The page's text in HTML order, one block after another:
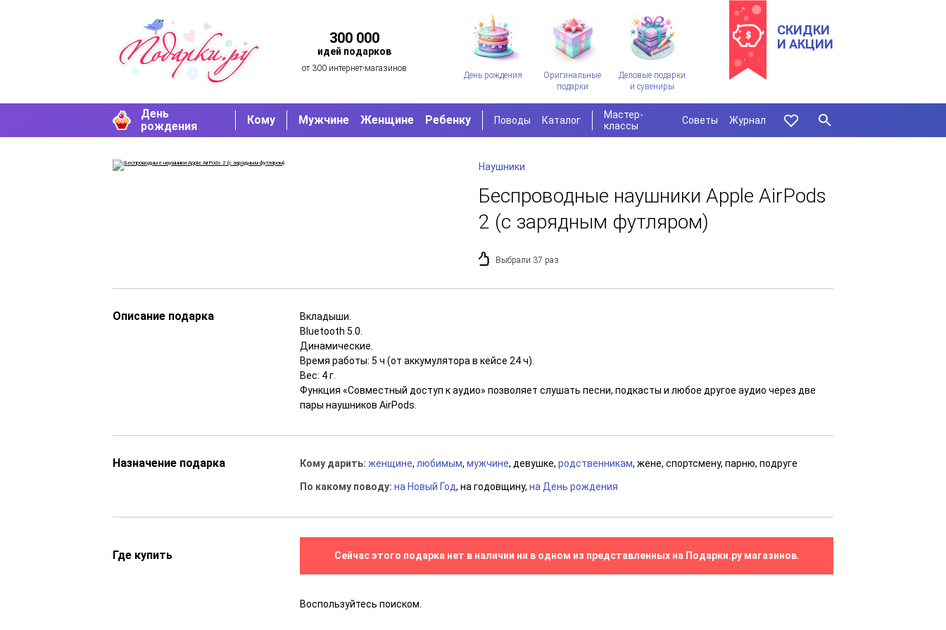
300 000
идей подарков
от 300 интернет-магазинов
День рождения
Оригинальные
подарки
Деловые подарки
и сувениры
СКИДКИ
И АКЦИИ
День
рождения
Кому Мужчине Женщине Ребенку Поводы Каталог
Мастер-
классы
Советы Журнал
Наушники
Беспроводные наушники Apple AirPods
2 (с зарядным футляром)
Выбрали 37 раз
Описание подарка
Вкладыши.
Bluetooth 5.0.
Динамические.
Время работы: 5 ч (от аккумулятора в кейсе 24 ч).
Вес: 4 г.
Функция «Совместный доступ к аудио» позволяет слушать песни, подкасты и любое другое аудио через две
пары наушников AirPods.
Назначение подарка Кому дарить:женщине,любимым,мужчине, девушке,родственникам, жене, спортсмену, парню, подруге
По какому поводу:на Новый Год, на годовщину,на День рождения
Где купить Сейчас этого подарка нет в наличии ни в одном из представленных на Подарки.ру магазинов.
Воспользуйтесь поиском.